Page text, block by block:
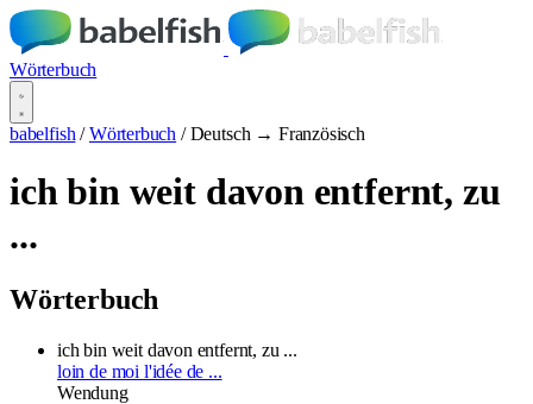
Wörterbuch
babelfish / Wörterbuch / Deutsch → Französisch
ich bin weit davon entfernt, zu
...
Wörterbuch
ich bin weit davon entfernt, zu ...
loin de moi l'idée de ...
Wendung